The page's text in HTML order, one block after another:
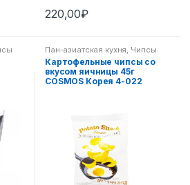
220,00₽
Пан-азиатская кухня Чипсы
Картофельные чипсы со
вкусом яичницы 45г
COSMOS Корея 4-022